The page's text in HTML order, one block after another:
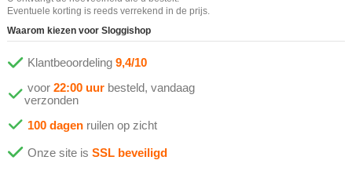
Eventuele korting is reeds verrekend in de prijs.
Waarom kiezen voor Sloggishop
Klantbeoordeling 9,4/10
voor 22:00 uur besteld, vandaag
verzonden
100 dagen ruilen op zicht
Onze site is SSL beveiligd